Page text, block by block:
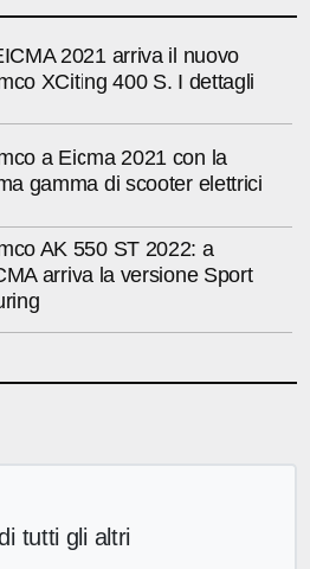
2021 arriva il nuovo
XCiting 400 S. I dettagli
a Eicma 2021 con la
gamma di scooter elettrici
AK 550 ST 2022: a
arriva la versione Sport
tutti gli altri